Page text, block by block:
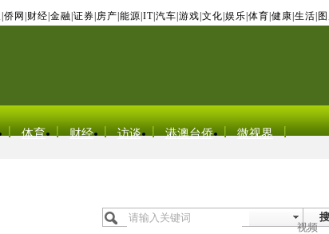
侨网 财经 金融 证券 房产 能源 IT| 汽车 游戏 文化 娱乐 体育 健康 生活
体育 财经 访谈 港澳台侨 微视界
视频